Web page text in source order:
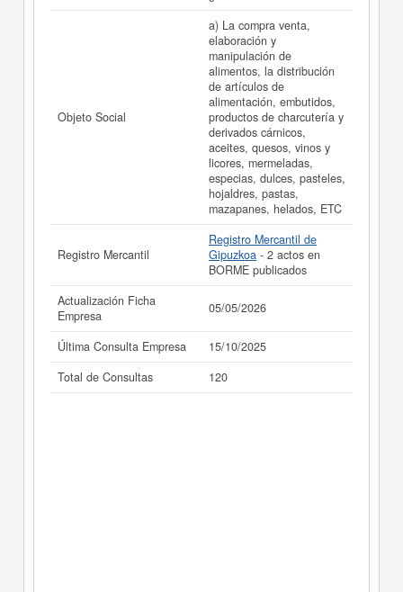
años de actividad, así como los balances y cuentas de
resultados disponibles.
La última actualización del informe de empresa se ha
realizado el 05/05/2026.
Objeto Social
a) La compra venta,
elaboración y
manipulación de
alimentos, la distribución
de artículos de
alimentación, embutidos,
productos de charcutería y
derivados cárnicos,
aceites, quesos, vinos y
licores, mermeladas,
especias, dulces, pasteles,
hojaldres, pastas,
mazapanes, helados, ETC
Registro Mercantil
Registro Mercantil de
Gipuzkoa - 2 actos en
BORME publicados
Actualización Ficha
Empresa
05/05/2026
Última Consulta Empresa
15/10/2025
Total de Consultas
120